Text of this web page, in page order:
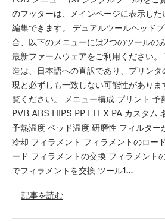
のフッターは、メインページに表示し
編集できます。 デュアルツールヘッド
合、以下のメニューには2つのツールの
最新ファームウェアをご利用ください
造は、日本語への直訳であり、プリン
現と必ずしも一致しない可能性があり
覧ください。 メニュー構成 プリント
PVB ABS HIPS PP FLEX PA カスタム
予熱温度 ベッド温度 研磨性 フィルター
冷却 フィラメント フィラメントのロー
ード フィラメントの交換 フィラメント
でフィラメントを交換 ツール1…
記事を読む